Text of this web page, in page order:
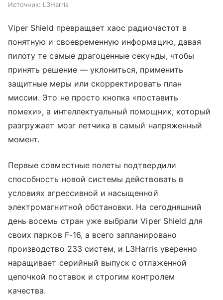
Источник: L3Harris
Viper Shield превращает хаос радиочастот в
понятную и своевременную информацию, давая
пилоту те самые драгоценные секунды, чтобы
принять решение — уклониться, применить
защитные меры или скорректировать план
миссии. Это не просто кнопка «поставить
помехи», а интеллектуальный помощник, который
разгружает мозг летчика в самый напряженный
момент.
Первые совместные полеты подтвердили
способность новой системы действовать в
условиях агрессивной и насыщенной
электромагнитной обстановки. На сегодняшний
день восемь стран уже выбрали Viper Shield для
своих парков F-16, а всего запланировано
производство 233 систем, и L3Harris уверенно
наращивает серийный выпуск с отлаженной
цепочкой поставок и строгим контролем
качества.